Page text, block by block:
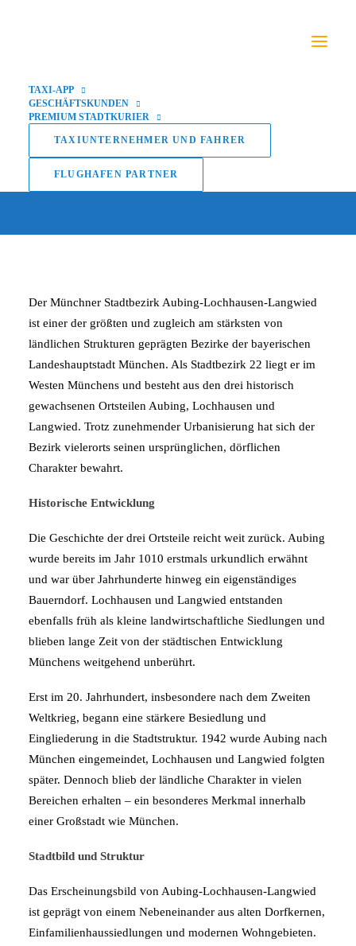
TAXI-APP
GESCHÄFTSKUNDEN
PREMIUM STADTKURIER
TAXIUNTERNEHMER UND FAHRER
FLUGHAFEN PARTNER
Aubing-Lochhausen-
Langwied
Der Münchner Stadtbezirk Aubing-Lochhausen-Langwied
ist einer der größten und zugleich am stärksten von
ländlichen Strukturen geprägten Bezirke der bayerischen
Landeshauptstadt München. Als Stadtbezirk 22 liegt er im
Westen Münchens und besteht aus den drei historisch
gewachsenen Ortsteilen Aubing, Lochhausen und
Langwied. Trotz zunehmender Urbanisierung hat sich der
Bezirk vielerorts seinen ursprünglichen, dörflichen
Charakter bewahrt.
Historische Entwicklung
Die Geschichte der drei Ortsteile reicht weit zurück. Aubing
wurde bereits im Jahr 1010 erstmals urkundlich erwähnt
und war über Jahrhunderte hinweg ein eigenständiges
Bauerndorf. Lochhausen und Langwied entstanden
ebenfalls früh als kleine landwirtschaftliche Siedlungen und
blieben lange Zeit von der städtischen Entwicklung
Münchens weitgehend unberührt.
Erst im 20. Jahrhundert, insbesondere nach dem Zweiten
Weltkrieg, begann eine stärkere Besiedlung und
Eingliederung in die Stadtstruktur. 1942 wurde Aubing nach
München eingemeindet, Lochhausen und Langwied folgten
später. Dennoch blieb der ländliche Charakter in vielen
Bereichen erhalten – ein besonderes Merkmal innerhalb
einer Großstadt wie München.
Stadtbild und Struktur
Das Erscheinungsbild von Aubing-Lochhausen-Langwied
ist geprägt von einem Nebeneinander aus alten Dorfkernen,
Einfamilienhaussiedlungen und modernen Wohngebieten.